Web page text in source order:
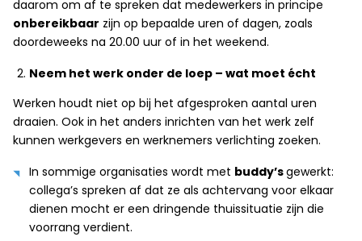
daarom om af te spreken dat medewerkers in principe
onbereikbaar zijn op bepaalde uren of dagen, zoals
doordeweeks na 20.00 uur of in het weekend.
Neem het werk onder de loep – wat moet écht
Werken houdt niet op bij het afgesproken aantal uren
draaien. Ook in het anders inrichten van het werk zelf
kunnen werkgevers en werknemers verlichting zoeken.
In sommige organisaties wordt met buddy’sgewerkt:
collega’s spreken af dat ze als achtervang voor elkaar
dienen mocht er een dringende thuissituatie zijn die
voorrang verdient.